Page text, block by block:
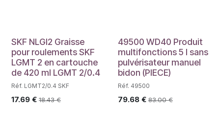
SKF NLGI2 Graisse
pour roulements SKF
LGMT 2 en cartouche
de 420 ml LGMT 2/0.4
Réf. LGMT2/0.4 SKF
17.69 € 18.43€
49500 WD40 Produit
multifonctions 5 l sans
pulvérisateur manuel
bidon (PIECE)
Réf. 49500
79.68€ 83.00€